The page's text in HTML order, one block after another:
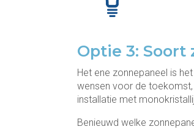
Optie 3: Soort
Het ene zonnepaneel is
wensen voor de
installatie met
Benieuwd welke